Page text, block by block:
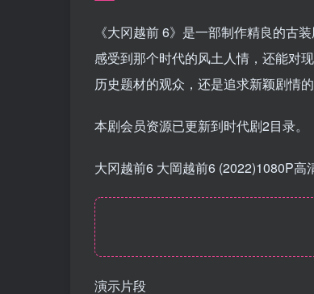
《大冈越前 6》是一部制作精良的古
感受到那个时代的风土人情，还能对
历史题材的观众，还是追求新颖剧情
本剧会员资源已更新到时代剧2目录。
大冈越前6 大岡越前6 (2022)1080P高
演示片段